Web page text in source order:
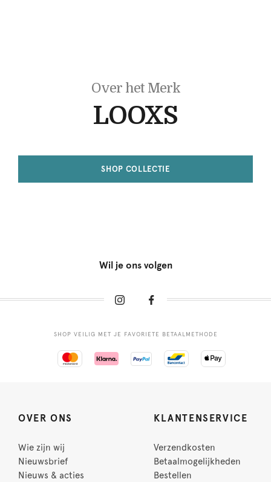
Over het Merk
LOOXS
SHOP COLLECTIE
Wil je ons volgen
SHOP VEILIG MET JE FAVORIETE BETAALMETHODE
OVER ONS
Wie zijn wij
Nieuwsbrief
Nieuws & acties
KLANTENSERVICE
Verzendkosten
Betaalmogelijkheden
Bestellen